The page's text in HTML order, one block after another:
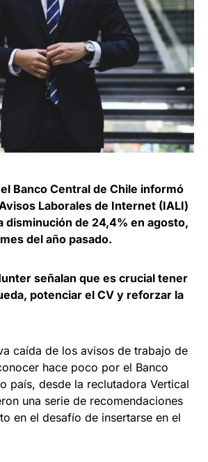
Banco Central de Chile informó
Laborales de Internet (IALI)
disminución de 24,4% en agosto,
del año pasado.
señalan que es crucial tener
potenciar el CV y reforzar la
caída de los avisos de trabajo de
hace poco por el Banco
país, desde la reclutadora Vertical
una serie de recomendaciones
en el desafío de insertarse en el